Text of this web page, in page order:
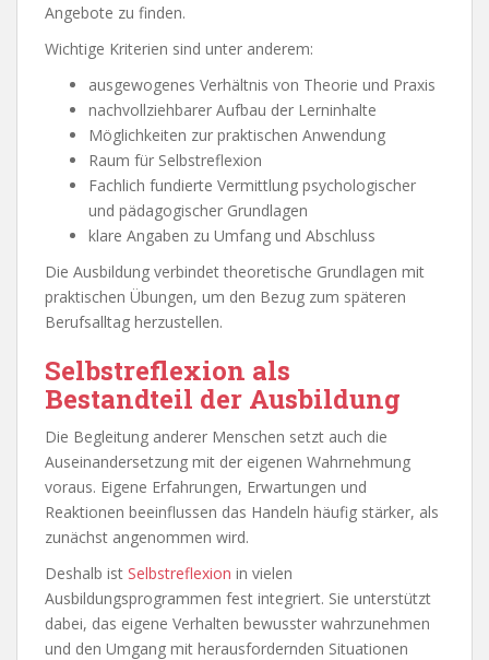
Angebote zu finden.
Wichtige Kriterien sind unter anderem:
ausgewogenes Verhältnis von Theorie und Praxis
nachvollziehbarer Aufbau der Lerninhalte
Möglichkeiten zur praktischen Anwendung
Raum für Selbstreflexion
Fachlich fundierte Vermittlung psychologischer
und pädagogischer Grundlagen
klare Angaben zu Umfang und Abschluss
Die Ausbildung verbindet theoretische Grundlagen mit
praktischen Übungen, um den Bezug zum späteren
Berufsalltag herzustellen.
Selbstreflexion als
Bestandteil der Ausbildung
Die Begleitung anderer Menschen setzt auch die
Auseinandersetzung mit der eigenen Wahrnehmung
voraus. Eigene Erfahrungen, Erwartungen und
Reaktionen beeinflussen das Handeln häufig stärker, als
zunächst angenommen wird.
Deshalb ist Selbstreflexion in vielen
Ausbildungsprogrammen fest integriert. Sie unterstützt
dabei, das eigene Verhalten bewusster wahrzunehmen
und den Umgang mit herausfordernden Situationen